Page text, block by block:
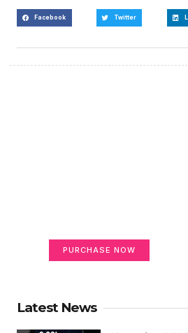
Facebook Twitter
PURCHASE NOW
Latest News